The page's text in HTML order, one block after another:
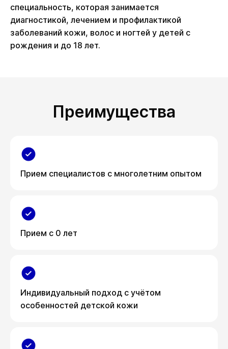
специальность, которая занимается
диагностикой, лечением и профилактикой
заболеваний кожи, волос и ногтей у детей с
рождения и до 18 лет.
Преимущества
Прием специалистов с многолетним опытом
Прием с 0 лет
Индивидуальный подход с учётом
особенностей детской кожи